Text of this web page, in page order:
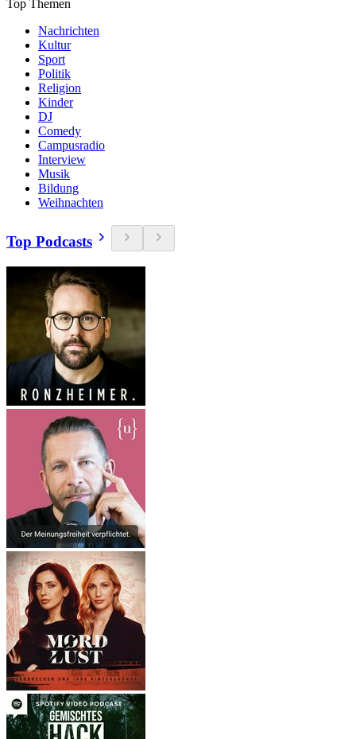
Top Themen
Nachrichten
Kultur
Sport
Politik
Religion
Kinder
DJ
Comedy
Campusradio
Interview
Musik
Bildung
Weihnachten
Top Podcasts